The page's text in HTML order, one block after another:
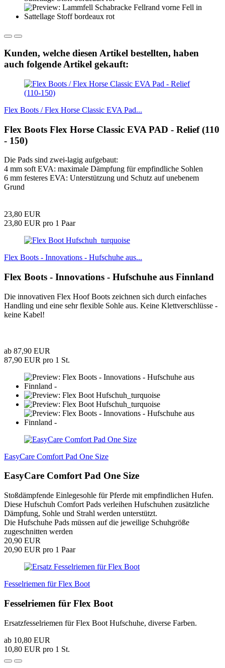
Kunden, welche diesen Artikel bestellten, haben
auch folgende Artikel gekauft:
Flex Boots / Flex Horse Classic EVA Pad...
Flex Boots Flex Horse Classic EVA PAD - Relief (110
- 150)
Die Pads sind zwei-lagig aufgebaut:
4 mm soft EVA: maximale Dämpfung für empfindliche Sohlen
6 mm festeres EVA: Unterstützung und Schutz auf unebenem
Grund
23,80 EUR
23,80 EUR pro 1 Paar
Flex Boots - Innovations - Hufschuhe aus...
Flex Boots - Innovations - Hufschuhe aus Finnland
Die innovativen Flex Hoof Boots zeichnen sich durch einfaches
Handling und eine sehr flexible Sohle aus. Keine Klettverschlüsse -
keine Kabel!
ab 87,90 EUR
87,90 EUR pro 1 St.
EasyCare Comfort Pad One Size
EasyCare Comfort Pad One Size
Stoßdämpfende Einlegesohle für Pferde mit empfindlichen Hufen.
Diese Hufschuh Comfort Pads verleihen Hufschuhen zusätzliche
Dämpfung, Sohle und Strahl werden unterstützt.
Die Hufschuhe Pads müssen auf die jeweilige Schuhgröße
zugeschnitten werden
20,90 EUR
20,90 EUR pro 1 Paar
Fesselriemen für Flex Boot
Fesselriemen für Flex Boot
Ersatzfesselriemen für Flex Boot Hufschuhe, diverse Farben.
ab 10,80 EUR
10,80 EUR pro 1 St.